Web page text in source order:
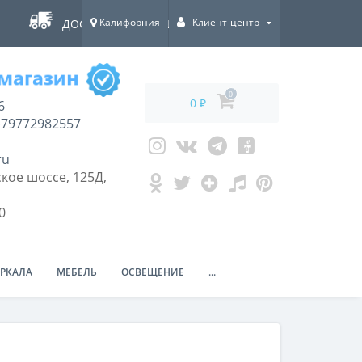
ДОСТАВКА ПО ВСЕЙ РОССИИ!
Калифорния Клиент-центр
шоссе, 125Д,
0 ₽
0
МЕБЕЛЬ ОСВЕЩЕНИЕ ...